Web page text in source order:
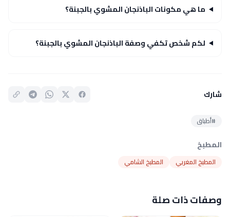
ما هي مكونات الباذنجان المشوي بالجبنة؟
لكم شخص تكفي وصفة الباذنجان المشوي بالجبنة؟
شارك
#أطباق
المطبخ
المطبخ المغربي المطبخ الشامي
وصفات ذات صلة